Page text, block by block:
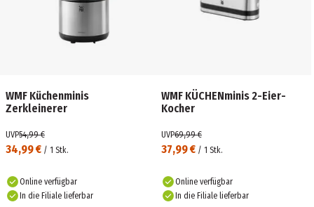
WMF Küchenminis
Zerkleinerer
34,99 € / 1 Stk.
UVP54,99 €
Online verfügbar
In die Filiale lieferbar
WMF KÜCHENminis 2-Eier-
Kocher
37,99 € / 1 Stk.
UVP69,99 €
Online verfügbar
In die Filiale lieferbar